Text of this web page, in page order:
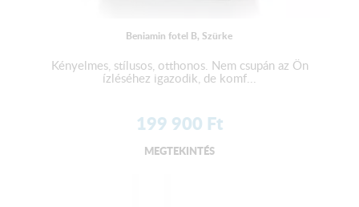
Beniamin fotel B, Szürke
Kényelmes, stílusos, otthonos. Nem csupán az Ön
ízléséhez igazodik, de komf...
199 900 Ft
MEGTEKINTÉS